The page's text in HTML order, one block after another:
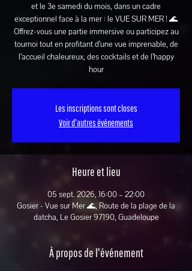
et le 3e samedi du mois, dans un cadre
exceptionnel face à la mer : le VUE SUR MER ! 🌊
Offrez-vous une partie immersive ou participez au
tournoi tout en profitant d’une vue imprenable, de
l’accueil chaleureux, des cocktails et de l’happy
hour
Les inscriptions sont closes
Voir d'autres événements
Heure et lieu
05 sept. 2026, 16:00 – 22:00
Gosier - Vue sur Mer 🌊, Route de la plage de la
datcha, Le Gosier 97190, Guadeloupe
À propos de l'événement